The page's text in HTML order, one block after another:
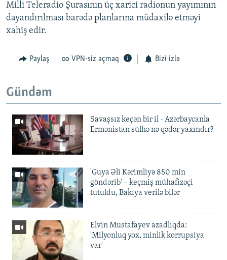
Milli Teleradio Şurasının üç xarici radionun yayımının
dayandırılması barədə planlarına müdaxilə etməyi
xahiş edir.
Paylaş VPN-siz açmaq Bizi izlə
Gündəm
Savaşsız keçən bir il - Azərbaycanla
Ermənistan sülhə nə qədər yaxındır?
'Guya Əli Kərimliyə 850 min
göndərib' – keçmiş mühafizəçi
tutuldu, Bakıya verilə bilər
Elvin Mustafayev azadlıqda:
'Milyonluq yox, minlik korrupsiya
var'